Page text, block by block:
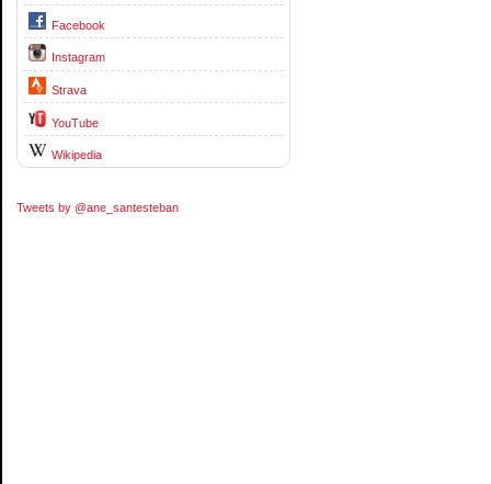
Facebook
Instagram
Strava
YouTube
Wikipedia
Tweets by @ane_santesteban